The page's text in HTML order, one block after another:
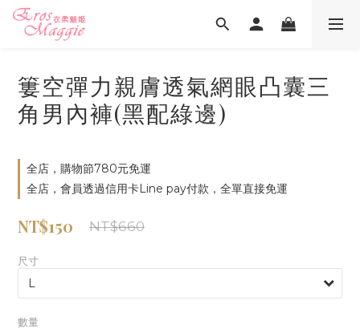
簍空彈力親膚透氣網眼凸囊三
角男內褲(黑配綠邊)
全店，購物節780元免運
全店，會員透過信用卡Line pay付款，全單直接免運
NT$150 NT$660
尺寸
數量